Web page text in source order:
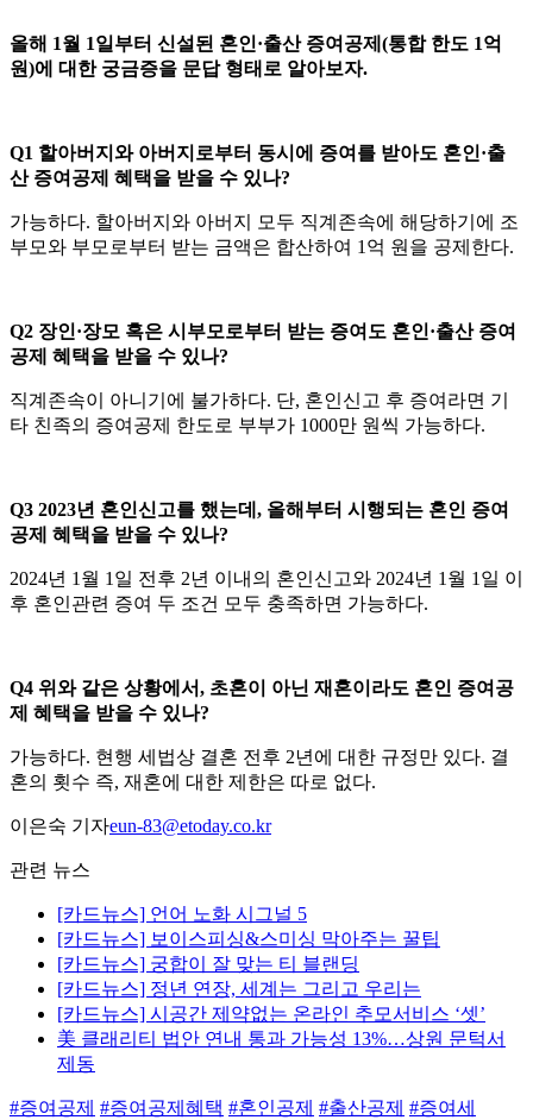
올해 1월 1일부터 신설된 혼인·출산 증여공제(통합 한도 1억
원)에 대한 궁금증을 문답 형태로 알아보자.
Q1 할아버지와 아버지로부터 동시에 증여를 받아도 혼인·출
산 증여공제 혜택을 받을 수 있나?
가능하다. 할아버지와 아버지 모두 직계존속에 해당하기에 조
부모와 부모로부터 받는 금액은 합산하여 1억 원을 공제한다.
Q2 장인·장모 혹은 시부모로부터 받는 증여도 혼인·출산 증여
공제 혜택을 받을 수 있나?
직계존속이 아니기에 불가하다. 단, 혼인신고 후 증여라면 기
타 친족의 증여공제 한도로 부부가 1000만 원씩 가능하다.
Q3 2023년 혼인신고를 했는데, 올해부터 시행되는 혼인 증여
공제 혜택을 받을 수 있나?
2024년 1월 1일 전후 2년 이내의 혼인신고와 2024년 1월 1일 이
후 혼인관련 증여 두 조건 모두 충족하면 가능하다.
Q4 위와 같은 상황에서, 초혼이 아닌 재혼이라도 혼인 증여공
제 혜택을 받을 수 있나?
가능하다. 현행 세법상 결혼 전후 2년에 대한 규정만 있다. 결
혼의 횟수 즉, 재혼에 대한 제한은 따로 없다.
이은숙 기자eun-83@etoday.co.kr
관련 뉴스
[카드뉴스] 언어 노화 시그널 5
[카드뉴스] 보이스피싱&스미싱 막아주는 꿀팁
[카드뉴스] 궁합이 잘 맞는 티 블랜딩
[카드뉴스] 정년 연장, 세계는 그리고 우리는
[카드뉴스] 시공간 제약없는 온라인 추모서비스 ‘셋’
美 클래리티 법안 연내 통과 가능성 13%…상원 문턱서
제동
#증여공제 #증여공제혜택 #혼인공제 #출산공제 #증여세